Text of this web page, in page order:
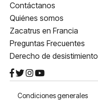
Contáctanos
Quiénes somos
Zacatrus en Francia
Preguntas Frecuentes
Derecho de desistimiento
Condiciones generales